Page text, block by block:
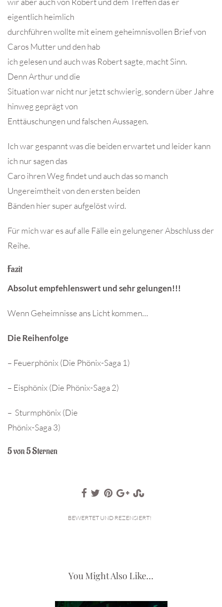
eigentlich heimlich
durchführen wollte mit einem geheimnisvollen Brief von
Caros Mutter und den hab
ich gelesen und auch was Robert sagte, macht Sinn.
Denn Arthur und die
Situation war nicht nur jetzt schwierig, sondern über Jahre
hinweg geprägt von
Enttäuschungen und falschen Aussagen.
Ich war gespannt was die beiden erwartet und leider kann
ich nur sagen das
Caro ihren Weg findet und auch das so manch
Ungereimtheit von den ersten beiden
Bänden hier super aufgelöst wird.
Für mich war es auf alle Fälle ein gelungener Abschluss der
Reihe.
Fazit
Absolut empfehlenswert und sehr gelungen!!!
Wenn Geheimnisse ans Licht kommen…
Die Reihenfolge
– Feuerphönix (Die Phönix-Saga 1)
– Eisphönix (Die Phönix-Saga 2)
– Sturmphönix (Die
Phönix-Saga 3)
5 von 5 Sternen
BEWERTET UND REZENSIERT!
You Might Also Like...